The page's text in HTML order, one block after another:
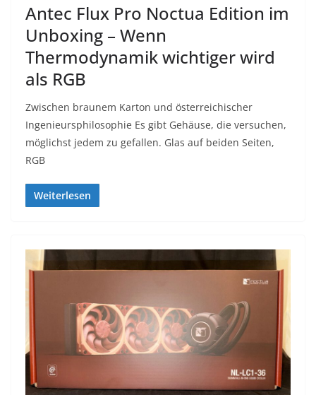
Antec Flux Pro Noctua Edition im
Unboxing – Wenn
Thermodynamik wichtiger wird
als RGB
Zwischen braunem Karton und österreichischer
Ingenieursphilosophie Es gibt Gehäuse, die versuchen,
möglichst jedem zu gefallen. Glas auf beiden Seiten,
RGB
Weiterlesen